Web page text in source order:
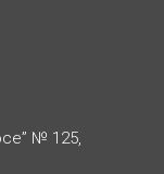
№ 125,